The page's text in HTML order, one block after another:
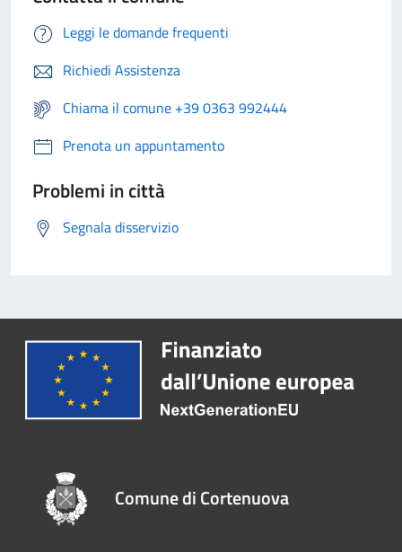
Leggi le domande frequenti
Richiedi Assistenza
Chiama il comune +39 0363 992444
Prenota un appuntamento
Problemi in città
Segnala disservizio
Comune di Cortenuova